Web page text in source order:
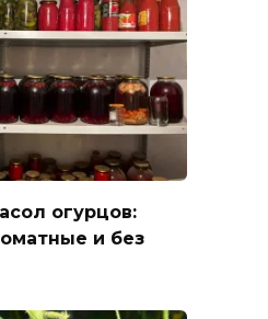
огурцов:
и без